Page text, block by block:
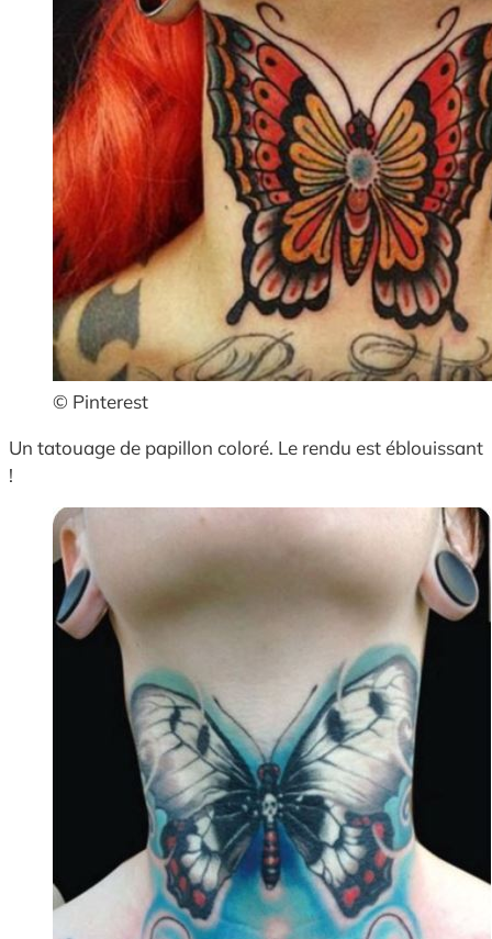
© Pinterest
Un tatouage de papillon coloré. Le rendu est éblouissant
!